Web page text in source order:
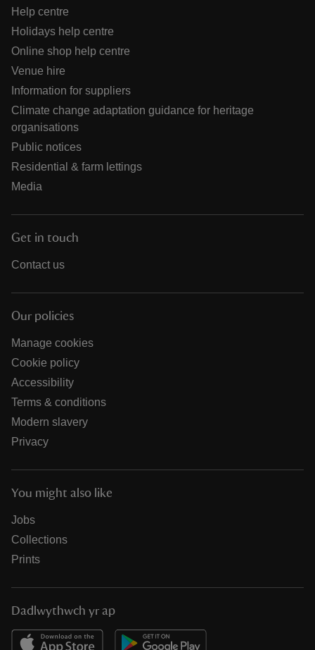
Help centre
Holidays help centre
Online shop help centre
Venue hire
Information for suppliers
Climate change adaptation guidance for heritage
organisations
Public notices
Residential & farm lettings
Media
Get in touch
Contact us
Our policies
Manage cookies
Cookie policy
Accessibility
Terms & conditions
Modern slavery
Privacy
You might also like
Jobs
Collections
Prints
Dadlwythwch yr ap